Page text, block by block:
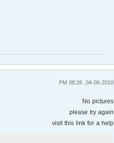
04-06-2010, 08:26 PM
No pictures
please try again
visit this link for a help